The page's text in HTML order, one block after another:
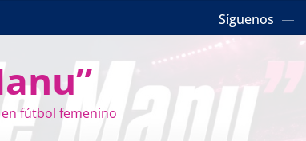
Síguenos
fútbol femenino